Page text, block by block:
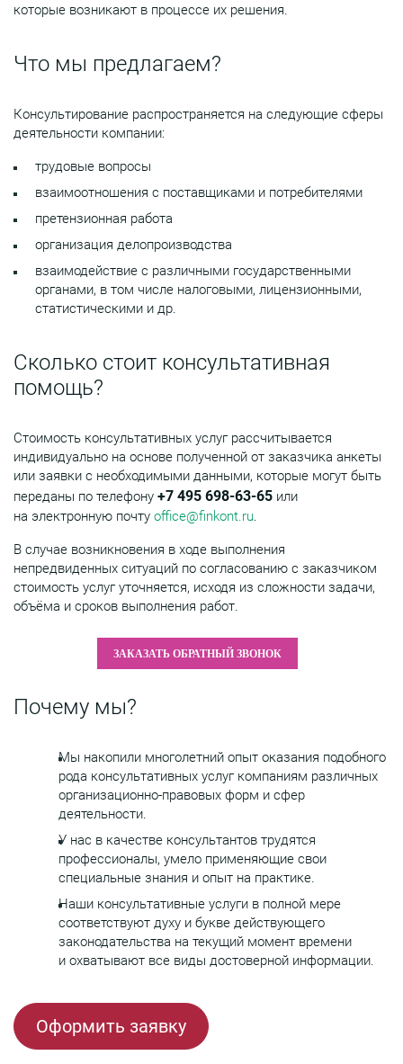
которые возникают в процессе их решения.
Что мы предлагаем?
Консультирование распространяется на следующие сферы
деятельности компании:
трудовые вопросы
взаимоотношения с поставщиками и потребителями
претензионная работа
организация делопроизводства
взаимодействие с различными государственными
органами, в том числе налоговыми, лицензионными,
статистическими и др.
Сколько стоит консультативная
помощь?
Стоимость консультативных услуг рассчитывается
индивидуально на основе полученной от заказчика анкеты
или заявки с необходимыми данными, которые могут быть
переданы по телефону +7 495 698-63-65 или
на электронную почту office@finkont.ru.
В случае возникновения в ходе выполнения
непредвиденных ситуаций по согласованию с заказчиком
стоимость услуг уточняется, исходя из сложности задачи,
объёма и сроков выполнения работ.
ЗАКАЗАТЬ ОБРАТНЫЙ ЗВОНОК
Почему мы?
Мы накопили многолетний опыт оказания подобного
рода консультативных услуг компаниям различных
организационно-правовых форм и сфер
деятельности.
У нас в качестве консультантов трудятся
профессионалы, умело применяющие свои
специальные знания и опыт на практике.
Наши консультативные услуги в полной мере
соответствуют духу и букве действующего
законодательства на текущий момент времени
и охватывают все виды достоверной информации.
Оформить заявку